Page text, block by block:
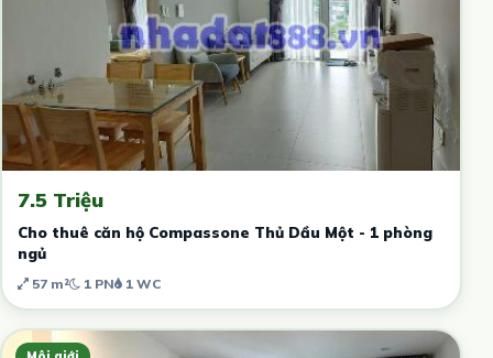
7.5 Triệu
Cho thuê căn hộ Compassone Thủ Dầu Một - 1 phòng
ngủ
57 m² 1 PN 1 WC